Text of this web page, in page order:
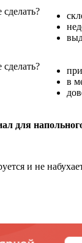
в
для
и не